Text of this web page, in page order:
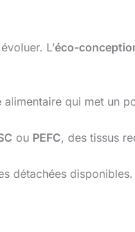
L’éco-
alimentaire qui met un
ou PEFC, des tissus